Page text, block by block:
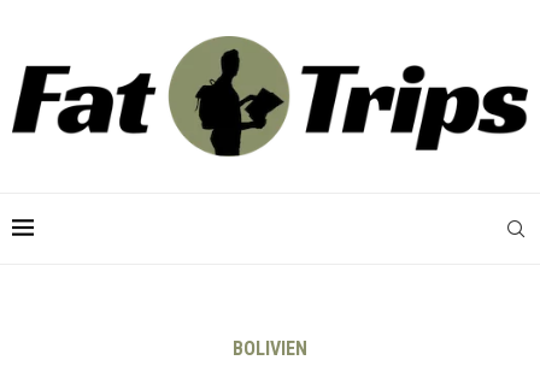
BOLIVIEN